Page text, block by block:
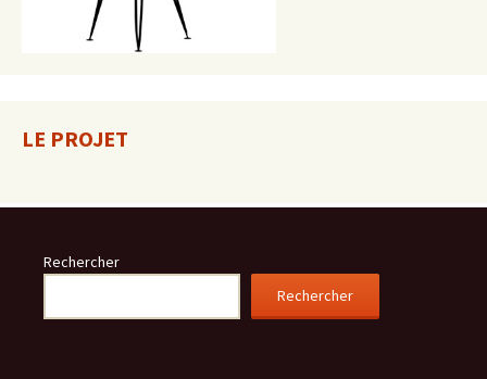
LE PROJET
Rechercher
Rechercher